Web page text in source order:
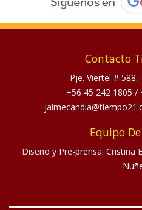
Contacto
Pje. Viertel # 588,
+56 45 242 1805 /
Equipo
Diseño y Pre-prensa: Cristina